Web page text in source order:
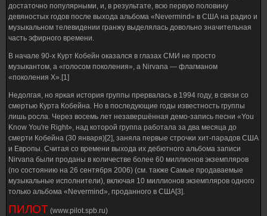
достаточно популярными, и, в результате, всю первую половину
девяностых годов после выхода альбома «Nevermind» в США на радио и
музыкальном телевидении гранжу выделялась довольно значительная
часть эфирного времени.
В начале 90-х Курт Кобейн оказался в глазах СМИ не просто
музыкантом, а «голосом поколения», а Nirvana — флагманом
«поколения Х».[1]
Недолгая, но яркая история группы прервалась в 1994 году, в связи со
смертью Курта Кобейна. Но в последующие годы известность группы
лишь росла. Через восемь лет незавершённая демо-запись песни «You
Know You're Right», над которой группа работала за два месяца до
смерти Кобейна (30 января)[2], заняла первые строчки хит-парадов США
и Европы. Считая со времени выхода их дебютного альбома записи
Nirvana были проданы в количестве более 60 миллионов экземпляров
(по состоянию на 26 сентября 2006) (см. также Самые продаваемые
музыкальные исполнители), включая 10 миллионов экземпляров одного
только альбома «Nevermind», проданного в США[3].
ПИЛОТ (www.pilot.spb.ru)